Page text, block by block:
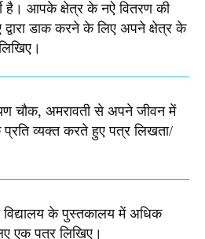
है। आपके क्षेत्र के नऐ वितरण की
डाक करने के लिए अपने क्षेत्र के
चौक, अमरावती से अपने जीवन में
प्रति व्यक्त करते हुए पत्र लिखता/
विद्यालय के पुस्तकालय में अधिक
एक पत्र लिखिए।